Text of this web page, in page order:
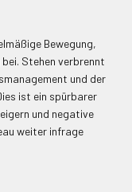
Bewegung,
Stehen verbrennt
und der
ist ein spürbarer
und negative
weiter infrage